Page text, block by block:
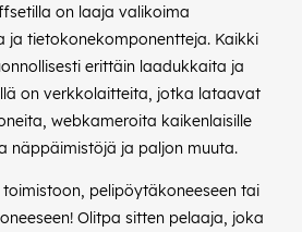
on laaja valikoima
ja tietokonekomponentteja. Kaikki
erittäin laadukkaita ja
on verkkolaitteita, jotka lataavat
webkameroita kaikenlaisille
näppäimistöjä ja paljon muuta.
pelipöytäkoneeseen tai
Olitpa sitten pelaaja, joka